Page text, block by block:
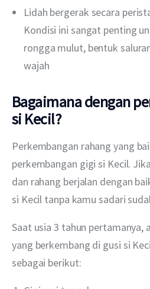
Lidah bergerak secara
Kondisi ini sangat penting
rongga mulut, bentuk
wajah
Bagaimana dengan
si Kecil?
Perkembangan rahang yang
perkembangan gigi si Kecil.
dan rahang berjalan dengan
si Kecil tanpa kamu sadari
Saat usia 3 tahun pertamanya,
yang berkembang di gusi si
sebagai berikut: